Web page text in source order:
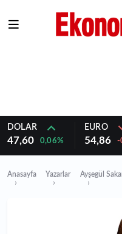
DOLAR
47,60 0,06%
EURO
54,86 -
Anasayfa Yazarlar Ayşegül